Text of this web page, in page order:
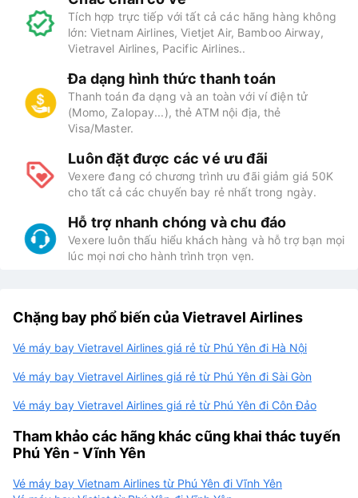
Tích hợp trực tiếp với tất cả các hãng hàng không
lớn: Vietnam Airlines, Vietjet Air, Bamboo Airway,
Vietravel Airlines, Pacific Airlines..
Đa dạng hình thức thanh toán
Thanh toán đa dạng và an toàn với ví điện tử
(Momo, Zalopay...), thẻ ATM nội địa, thẻ
Visa/Master.
Luôn đặt được các vé ưu đãi
Vexere đang có chương trình ưu đãi giảm giá 50K
cho tất cả các chuyến bay rẻ nhất trong ngày.
Hỗ trợ nhanh chóng và chu đáo
Vexere luôn thấu hiểu khách hàng và hỗ trợ bạn mọi
lúc mọi nơi cho hành trình trọn vẹn.
Chặng bay phổ biến của Vietravel Airlines
Vé máy bay Vietravel Airlines giá rẻ từ Phú Yên đi Hà Nội
Vé máy bay Vietravel Airlines giá rẻ từ Phú Yên đi Sài Gòn
Vé máy bay Vietravel Airlines giá rẻ từ Phú Yên đi Côn Đảo
Tham khảo các hãng khác cũng khai thác tuyến
Phú Yên - Vĩnh Yên
Vé máy bay Vietnam Airlines từ Phú Yên đi Vĩnh Yên